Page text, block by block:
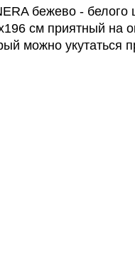
бежево - белого
см приятный на
можно укутаться